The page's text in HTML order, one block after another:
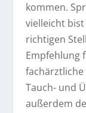
kommen.
vielleicht
richtigen
Empfehlung
fachärztliche
Tauch- und
außerdem